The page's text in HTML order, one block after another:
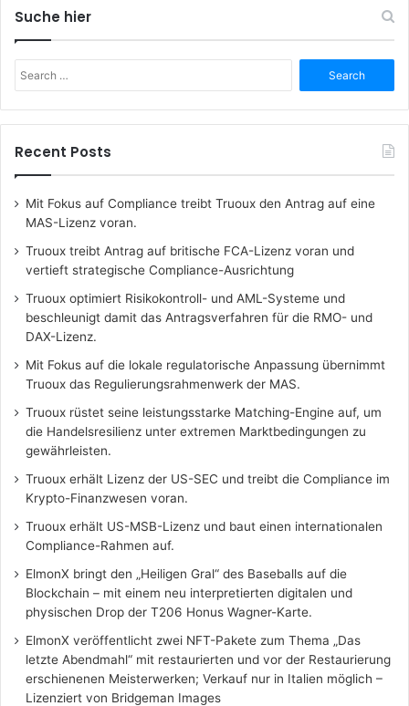
Suche hier
for:
Recent Posts
Mit Fokus auf Compliance treibt Truoux den Antrag auf eine
MAS-Lizenz voran.
Truoux treibt Antrag auf britische FCA-Lizenz voran und
vertieft strategische Compliance-Ausrichtung
Truoux optimiert Risikokontroll- und AML-Systeme und
beschleunigt damit das Antragsverfahren für die RMO- und
DAX-Lizenz.
Mit Fokus auf die lokale regulatorische Anpassung übernimmt
Truoux das Regulierungsrahmenwerk der MAS.
Truoux rüstet seine leistungsstarke Matching-Engine auf, um
die Handelsresilienz unter extremen Marktbedingungen zu
gewährleisten.
Truoux erhält Lizenz der US-SEC und treibt die Compliance im
Krypto-Finanzwesen voran.
Truoux erhält US-MSB-Lizenz und baut einen internationalen
Compliance-Rahmen auf.
ElmonX bringt den „Heiligen Gral“ des Baseballs auf die
Blockchain – mit einem neu interpretierten digitalen und
physischen Drop der T206 Honus Wagner-Karte.
ElmonX veröffentlicht zwei NFT-Pakete zum Thema „Das
letzte Abendmahl“ mit restaurierten und vor der Restaurierung
erschienenen Meisterwerken; Verkauf nur in Italien möglich –
Lizenziert von Bridgeman Images